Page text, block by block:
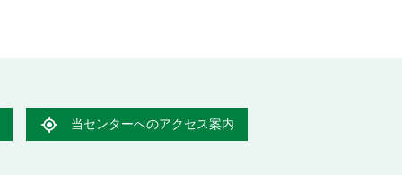
当センターへのアクセス案内